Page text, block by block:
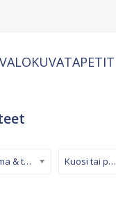
VALOKUVATAPETIT
Teema & tyyli Kuosi tai pinta